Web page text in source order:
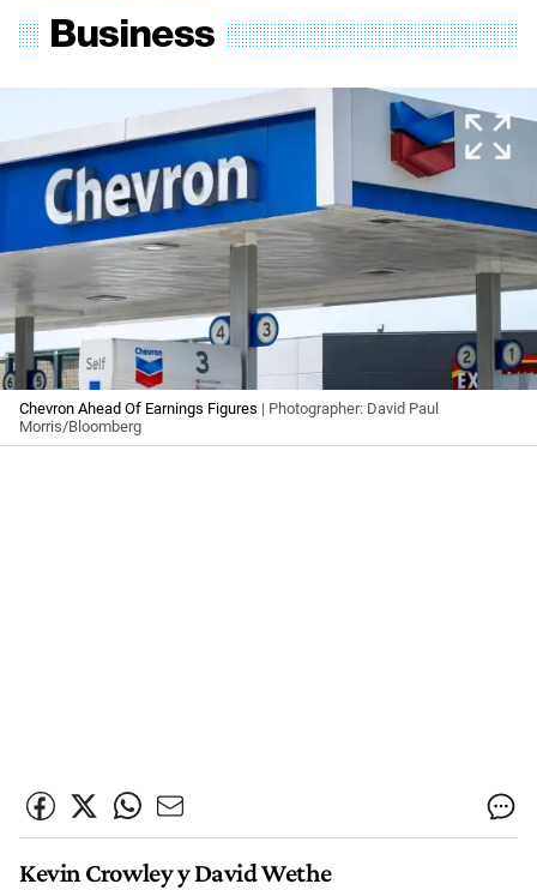
Chevron Ahead Of Earnings Figures | Photographer: David Paul
Morris/Bloomberg
Kevin Crowley y David Wethe